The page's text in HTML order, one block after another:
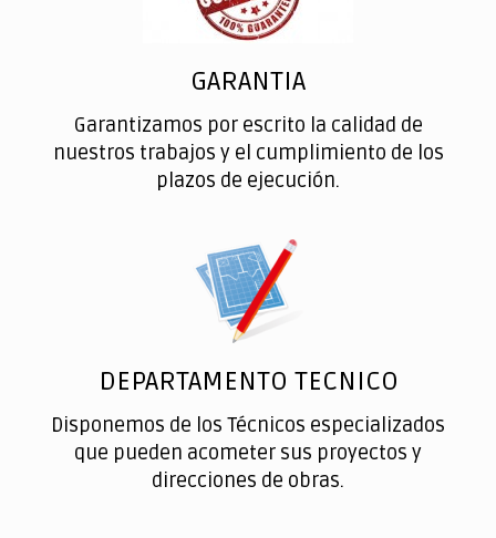
GARANTIA
Garantizamos por escrito la calidad de
nuestros trabajos y el cumplimiento de los
plazos de ejecución.
DEPARTAMENTO TECNICO
Disponemos de los Técnicos especializados
que pueden acometer sus proyectos y
direcciones de obras.